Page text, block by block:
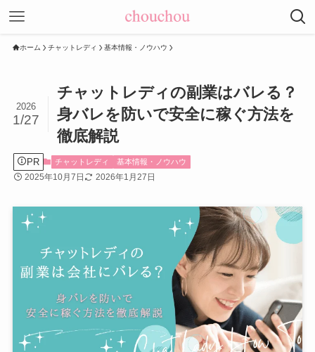
ホーム チャットレディ 基本情報・ノウハウ
チャットレディの副業はバレる？
身バレを防いで安全に稼ぐ方法を
徹底解説
2026
1/27
PR チャットレディ 基本情報・ノウハウ
2025年10月7日 2026年1月27日